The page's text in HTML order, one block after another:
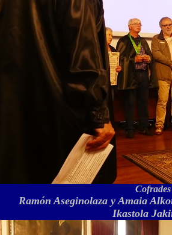
Ramón Aseginolaza y Amaia
Ikastola